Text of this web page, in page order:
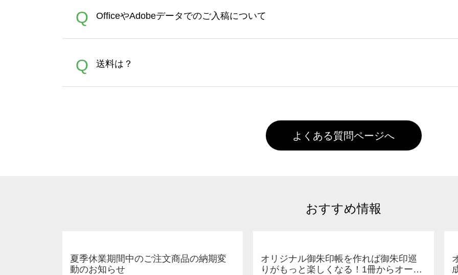
れば、ランクにカウントがされません。
A
イト以外）のプリントは、濃色インクジェット印刷といって、プリントを定着させるための
品をお届けするため、処理剤は塗布されたままの状態で出荷を行っております。処理剤自体
文に関わらず、前処理剤が残った状態でお届けとなる場合がございます。※2 濃色は淡色に
Q OfficeやAdobeデータでのご入稿について
A
Adobeデータ(AI,PSD)で保存して頂き、デザインツール上にアップロードをお願い致します。
Q 送料は？
よくある質問ページへ
おすすめ情報
夏季休業期間中のご注文商品の納期変
動のお知らせ
オリジナル御朱印帳を作れば御朱印巡
りがもっと楽しくなる！1冊からオーダ